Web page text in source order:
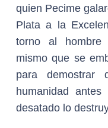
quien Pecime
Plata a la
torno al hombre
mismo que se
para
humanidad
desatado lo